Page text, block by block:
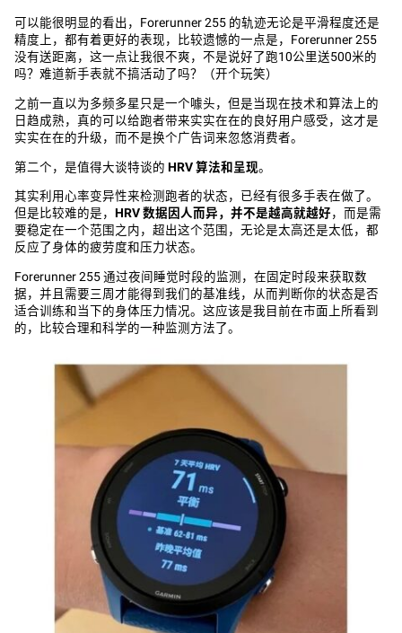
可以能很明显的看出，Forerunner 255 的轨迹无论是平滑程度还是
精度上，都有着更好的表现，比较遗憾的一点是，Forerunner 255
没有送距离，这一点让我很不爽，不是说好了跑10公里送500米的
吗？难道新手表就不搞活动了吗？（开个玩笑）
之前一直以为多频多星只是一个噱头，但是当现在技术和算法上的
日趋成熟，真的可以给跑者带来实实在在的良好用户感受，这才是
实实在在的升级，而不是换个广告词来忽悠消费者。
第二个，是值得大谈特谈的 HRV 算法和呈现。
其实利用心率变异性来检测跑者的状态，已经有很多手表在做了。
但是比较难的是， HRV 数据因人而异，并不是越高就越好，而是需
要稳定在一个范围之内，超出这个范围，无论是太高还是太低，都
反应了身体的疲劳度和压力状态。
Forerunner 255 通过夜间睡觉时段的监测，在固定时段来获取数
据，并且需要三周才能得到我们的基准线，从而判断你的状态是否
适合训练和当下的身体压力情况。这应该是我目前在市面上所看到
的，比较合理和科学的一种监测方法了。